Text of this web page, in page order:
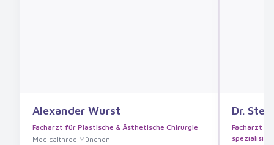
Alexander Wurst
Facharzt für Plastische & Ästhetische Chirurgie
Medicalthree München
Dr.
Facharzt